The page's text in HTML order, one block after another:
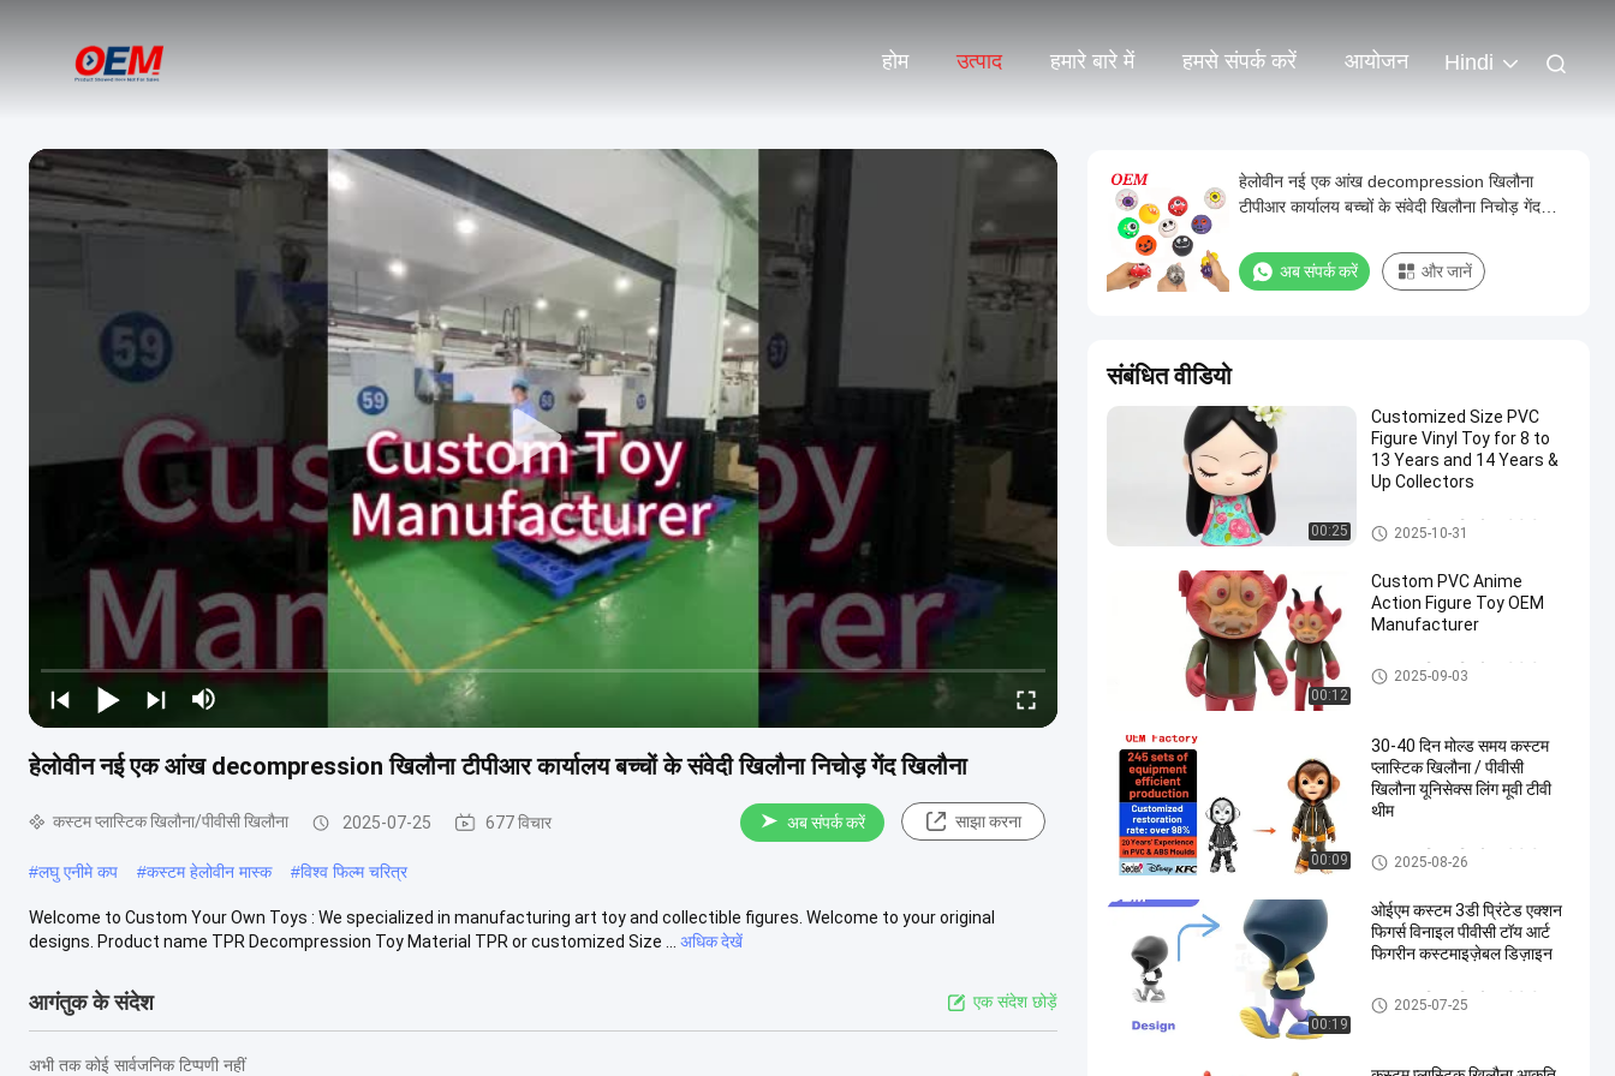
होम उत्पाद हमारे बारे में हमसे संपर्क करें आयोजन Hindi
हेलोवीन नई एक आंख decompression खिलौना टीपीआर कार्यालय बच्चों के संवेदी खिलौना निचोड़ गेंद खिलौना
कस्टम प्लास्टिक खिलौना/पीवीसी खिलौना 2025-07-25 677 विचार अब संपर्क करें साझा करना
#लघु एनीमे कप #कस्टम हेलोवीन मास्क #विश्व फिल्म चरित्र
Welcome to Custom Your Own Toys : We specialized in manufacturing art toy and collectible figures. Welcome to your original
designs. Product name TPR Decompression Toy Material TPR or customized Size ...
अधिक देखें
आगंतुक के संदेश एक संदेश छोड़ें
अभी तक कोई सार्वजनिक टिप्पणी नहीं
हेलोवीन नई एक आंख decompression खिलौना
टीपीआर कार्यालय बच्चों के संवेदी खिलौना निचोड़ गेंद
अब संपर्क करें और जानें
संबंधित वीडियो
00:25
Customized Size PVC
Figure Vinyl Toy for 8 to
13 Years and 14 Years &
Up Collectors
कस्टम प्लास्टिक खिलौना/पीवीसी
खिलौना
2025-10-31
00:12
Custom PVC Anime
Action Figure Toy OEM
Manufacturer
कस्टम प्लास्टिक खिलौना/पीवीसी
खिलौना
2025-09-03
00:09
30-40 दिन मोल्ड समय कस्टम
प्लास्टिक खिलौना / पीवीसी
खिलौना यूनिसेक्स लिंग मूवी टीवी
थीम
कस्टम प्लास्टिक खिलौना/पीवीसी
खिलौना
2025-08-26
00:19
ओईएम कस्टम 3डी प्रिंटेड एक्शन
फिगर्स विनाइल पीवीसी टॉय आर्ट
फिगरीन कस्टमाइज़ेबल डिज़ाइन
कस्टम प्लास्टिक खिलौना/पीवीसी
खिलौना
2025-07-25